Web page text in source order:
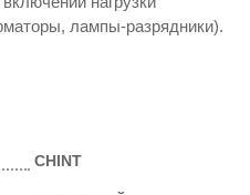
лампы-разрядники).
CHINT